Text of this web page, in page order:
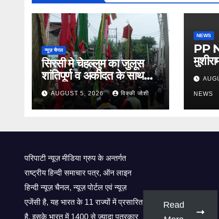
न्यूज़ चैनल
सिरसी मे चेहल्लुम का जुलूस
शांतिपूर्ण व अकीदत के साथ
संपन्न,
AUGUST 5, 2026 विक्की जोशी
NEWS
PP
NEWS
परिपाटी न्यूज़ मीडिया ग्रुप के अन्तर्गत
राष्ट्रीय हिन्दी समाचार पत्र, ऑन लाइन
हिन्दी न्यूज़ चैनल, न्यूज़ पोर्टल एवं न्यूज़
एजेंसी है, यह भारत के 11 राज्यों में प्रसारित
है, इसके भारत में 1400 से ज्यादा पत्रकार
Read